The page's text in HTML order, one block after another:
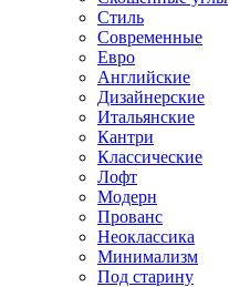
Стиль
Современные
Евро
Английские
Дизайнерские
Итальянские
Кантри
Классические
Лофт
Модерн
Прованс
Неоклассика
Минимализм
Под старину